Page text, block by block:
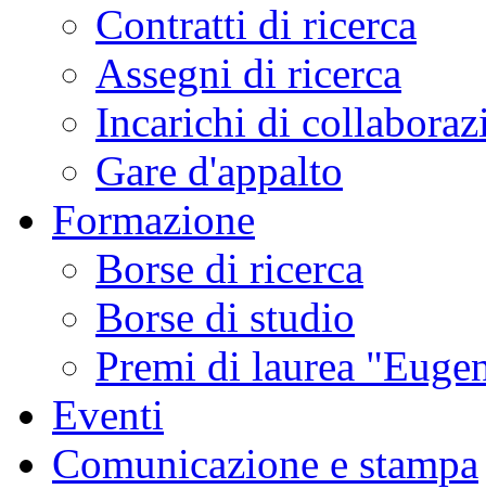
Contratti di ricerca
Assegni di ricerca
Incarichi di
Gare d'appalto
Formazione
Borse di ricerca
Borse di studio
Premi di laurea
Eventi
Comunicazione e stampa